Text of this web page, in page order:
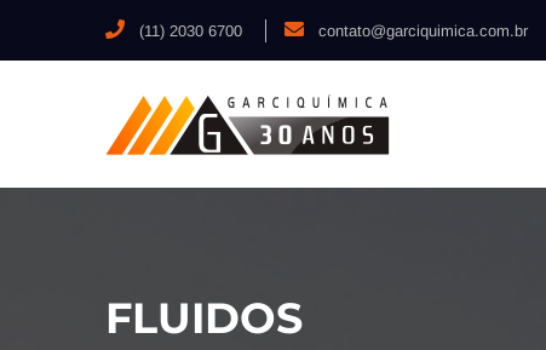
(11) 2030 6700 contato@garciquimica.com.br
FLUIDOS